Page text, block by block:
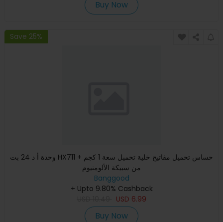
Buy Now
Save 25%
وحدة أ د 24 بت HX711 + حساس تحميل مفاتيح خلية تحميل سعة 1 كجم
من سبيكة الألومنيوم
Banggood
+ Upto 9.80% Cashback
USD 6.99
Buy Now